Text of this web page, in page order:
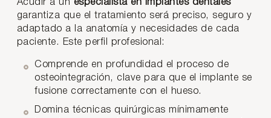
Acudir a un especialista en implantes dentales
garantiza que el tratamiento será preciso, seguro y
adaptado a la anatomía y necesidades de cada
paciente. Este perfil profesional:
Comprende en profundidad el proceso de
osteointegración, clave para que el implante se
fusione correctamente con el hueso.
Domina técnicas quirúrgicas mínimamente